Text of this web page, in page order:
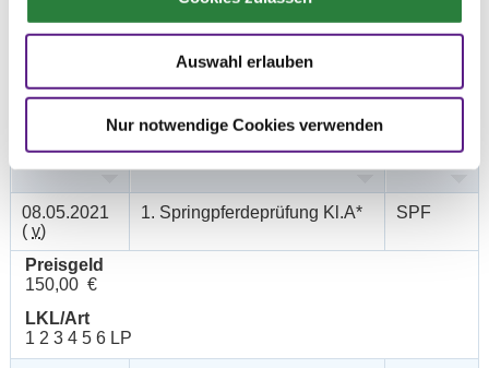
Auswahl erlauben
Nur notwendige Cookies verwenden
Datum Disziplin
08.05.2021
( v)
1. Springpferdeprüfung Kl.A* SPF
Preisgeld
150,00 €
LKL/Art
1 2 3 4 5 6 LP